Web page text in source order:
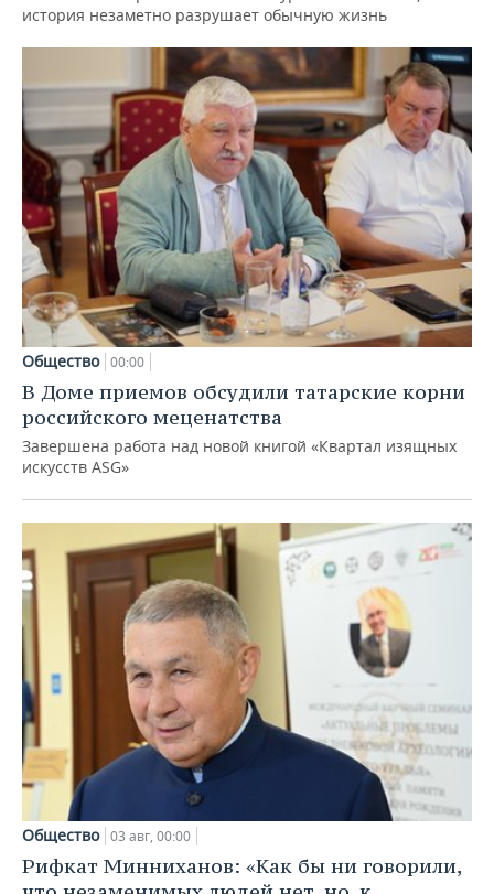
история незаметно разрушает обычную жизнь
Общество 00:00
В Доме приемов обсудили татарские корни
российского меценатства
Завершена работа над новой книгой «Квартал изящных
искусств ASG»
Общество 03 авг, 00:00
Рифкат Минниханов: «Как бы ни говорили,